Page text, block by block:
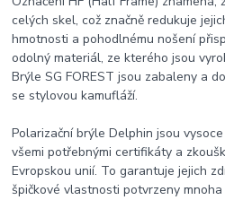
celých skel, což značně redukuje
hmotnosti a pohodlnému nošení
odolný materiál, ze kterého jsou
Brýle SG FOREST jsou zabaleny a
se stylovou kamufláží.
Polarizační brýle Delphin jsou
všemi potřebnými certifikáty a
Evropskou unií. To garantuje jejich
špičkové vlastnosti potvrzeny mnoha